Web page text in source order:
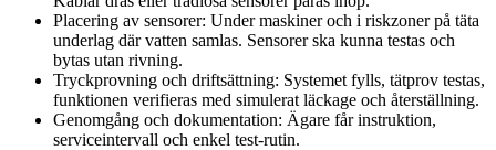
Placering av sensorer: Under maskiner och i riskzoner på täta
underlag där vatten samlas. Sensorer ska kunna testas och
bytas utan rivning.
Tryckprovning och driftsättning: Systemet fylls, tätprov testas,
funktionen verifieras med simulerat läckage och återställning.
Genomgång och dokumentation: Ägare får instruktion,
serviceintervall och enkel test-rutin.